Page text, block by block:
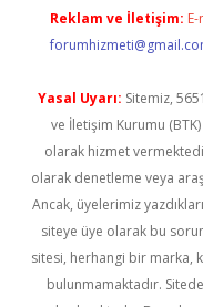
Reklam ve İletişim:
Yasal Uyarı: Sitemiz,
ve İletişim Kurumu
olarak hizmet
olarak denetleme veya
Ancak, üyelerimiz
siteye üye olarak bu
sitesi, herhangi bir marka,
bulunmamaktadır.